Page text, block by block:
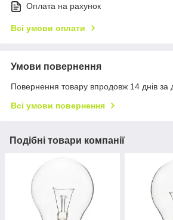
Оплата на рахунок
Всі умови оплати
Умови повернення
Повернення товару впродовж 14 днів за
Всі умови повернення
Подібні товари компанії